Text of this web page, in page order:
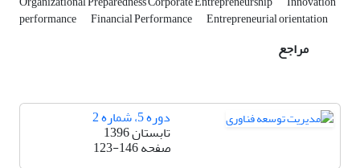
performance Financial Performance Entrepreneurial orientation
مراجع
دوره 5، شماره 2
تابستان 1396
صفحه123-146